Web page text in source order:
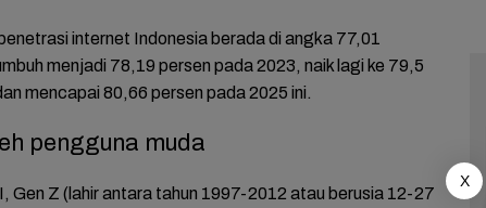
internet Indonesia berada di angka 77,01
menjadi 78,19 persen pada 2023, naik lagi ke 79,5
mencapai 80,66 persen pada 2025 ini.
pengguna muda
Gen Z (lahir antara tahun 1997-2012 atau berusia 12-27
X